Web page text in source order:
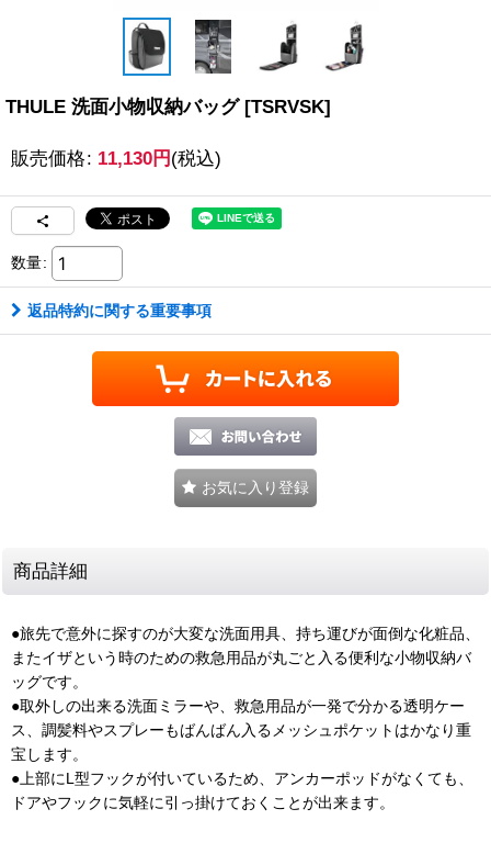
THULE 洗面小物収納バッグ [TSRVSK]
販売価格: 11,130円 (税込)
数量:
返品特約に関する重要事項
お気に入り登録
商品詳細
●旅先で意外に探すのが大変な洗面用具、持ち運びが面倒な化粧品、
またイザという時のための救急用品が丸ごと入る便利な小物収納バ
ッグです。
●取外しの出来る洗面ミラーや、救急用品が一発で分かる透明ケー
ス、調髪料やスプレーもばんばん入るメッシュポケットはかなり重
宝します。
●上部にL型フックが付いているため、アンカーポッドがなくても、
ドアやフックに気軽に引っ掛けておくことが出来ます。